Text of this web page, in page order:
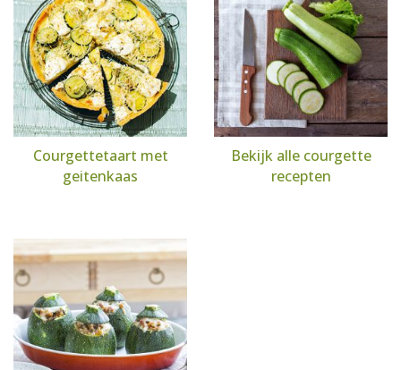
Courgettetaart met
geitenkaas
Bekijk alle courgette
recepten